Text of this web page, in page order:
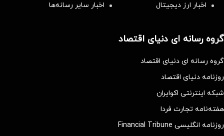
اخبار ارز دیجیتال
اخبار سایر رسانه‌‌ها
گروه رسانه ای دنیای اقتصاد
گروه رسانه ای دنیای اقتصاد
روزنامه دنیای اقتصاد
شبکه اینترنتی اکوایران
هفته‌نامه تجارت فردا
روزنامه انگلیسی Financial Tribune